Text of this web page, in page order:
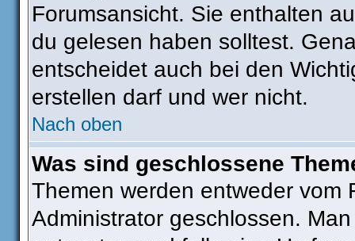
Forumsansicht. Sie enthalten
du gelesen haben solltest.
entscheidet auch bei den
erstellen darf und wer nicht.
Nach oben
Was sind geschlossene
Themen werden entweder vom
Administrator geschlossen.